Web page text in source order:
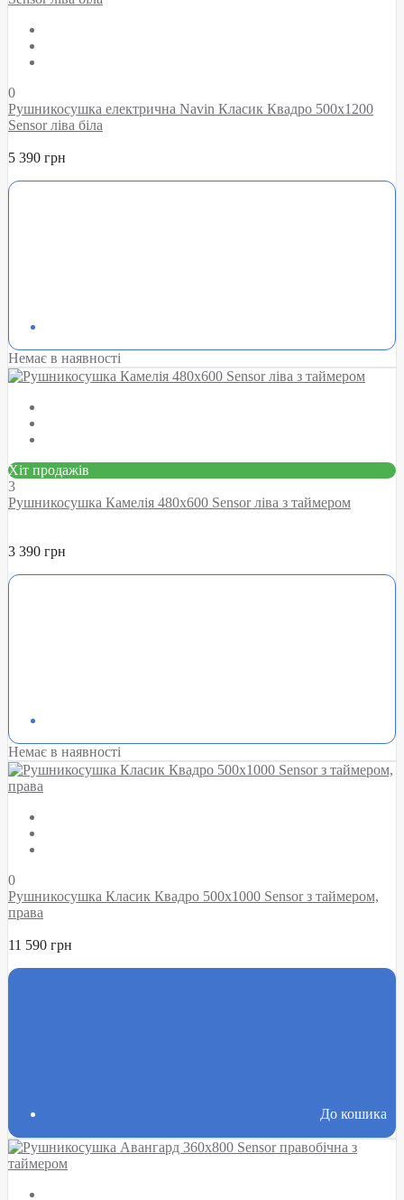
0
Рушникосушка електрична Navin Класик Квадро 500х1200
Sensor ліва біла
5 390 грн
Немає в наявності
Хіт продажів
3
Рушникосушка Камелія 480х600 Sensor ліва з таймером
3 390 грн
Немає в наявності
0
Рушникосушка Класик Квадро 500х1000 Sensor з таймером,
права
11 590 грн
До кошика